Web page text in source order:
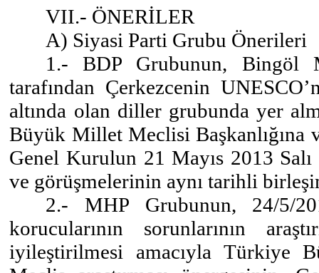
VII.- ÖNERİLER
A) Siyasi Parti Grubu Önerileri
1.- BDP Grubunun, Bingöl
tarafından Çerkezcenin
altında olan diller grubunda yer
Büyük Millet Meclisi Başkanlığına
Genel Kurulun 21 Mayıs 2013
ve görüşmelerinin aynı tarihli
2.- MHP Grubunun, 24/5/
korucularının sorunlarının
iyileştirilmesi amacıyla Türkiye